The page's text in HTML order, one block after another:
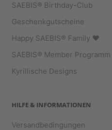
SAEBIS® Birthday-Club
Geschenkgutscheine
Happy SAEBIS® Family ♥︎
SAEBIS® Member Programm
Kyrillische Designs
HILFE & INFORMATIONEN
Versandbedingungen